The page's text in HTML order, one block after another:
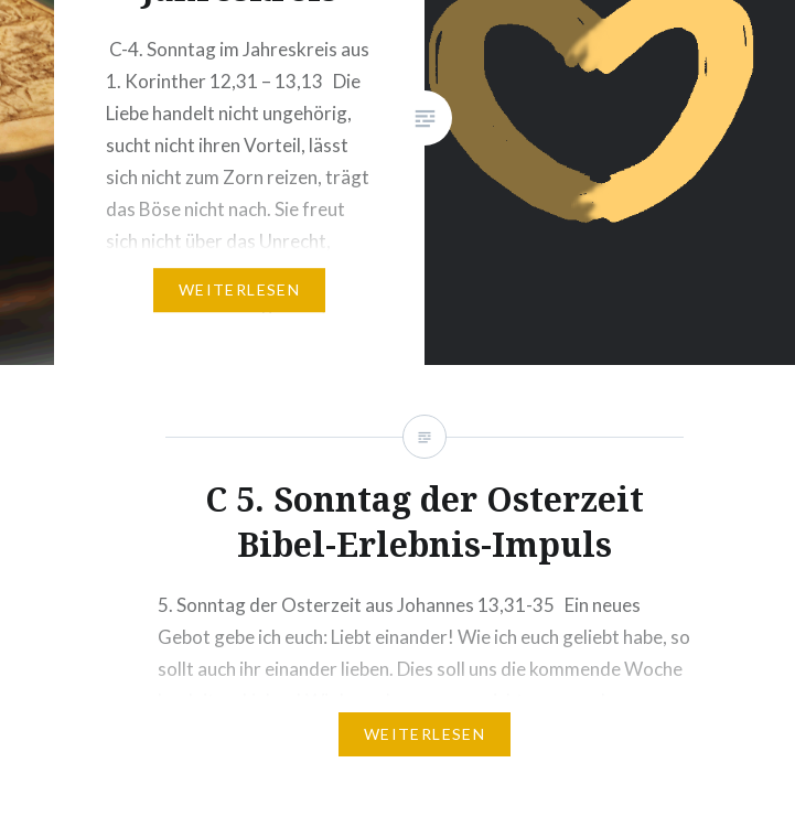
C-4. Sonntag im Jahreskreis aus
1. Korinther 12,31 – 13,13 Die
Liebe handelt nicht ungehörig,
sucht nicht ihren Vorteil, lässt
sich nicht zum Zorn reizen, trägt
das Böse nicht nach. Sie freut
sich nicht über das Unrecht,
sondern freut sich an der
WEITERLESEN
C 5. Sonntag der Osterzeit
Bibel-Erlebnis-Impuls
5. Sonntag der Osterzeit aus Johannes 13,31-35 Ein neues
Gebot gebe ich euch: Liebt einander! Wie ich euch geliebt habe, so
sollt auch ihr einander lieben. Dies soll uns die kommende Woche
besondere Liebestaten zu vollbringen. Nehmen wir uns diesmal
WEITERLESEN